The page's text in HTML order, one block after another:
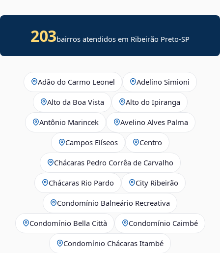
203bairros atendidos em Ribeirão Preto-SP
Adão do Carmo Leonel Adelino Simioni
Alto da Boa Vista Alto do Ipiranga
Antônio Marincek Avelino Alves Palma
Campos Elíseos Centro
Chácaras Pedro Corrêa de Carvalho
Chácaras Rio Pardo City Ribeirão
Condomínio Balneário Recreativa
Condomínio Bella Città Condomínio Caimbé
Condomínio Chácaras Itambé